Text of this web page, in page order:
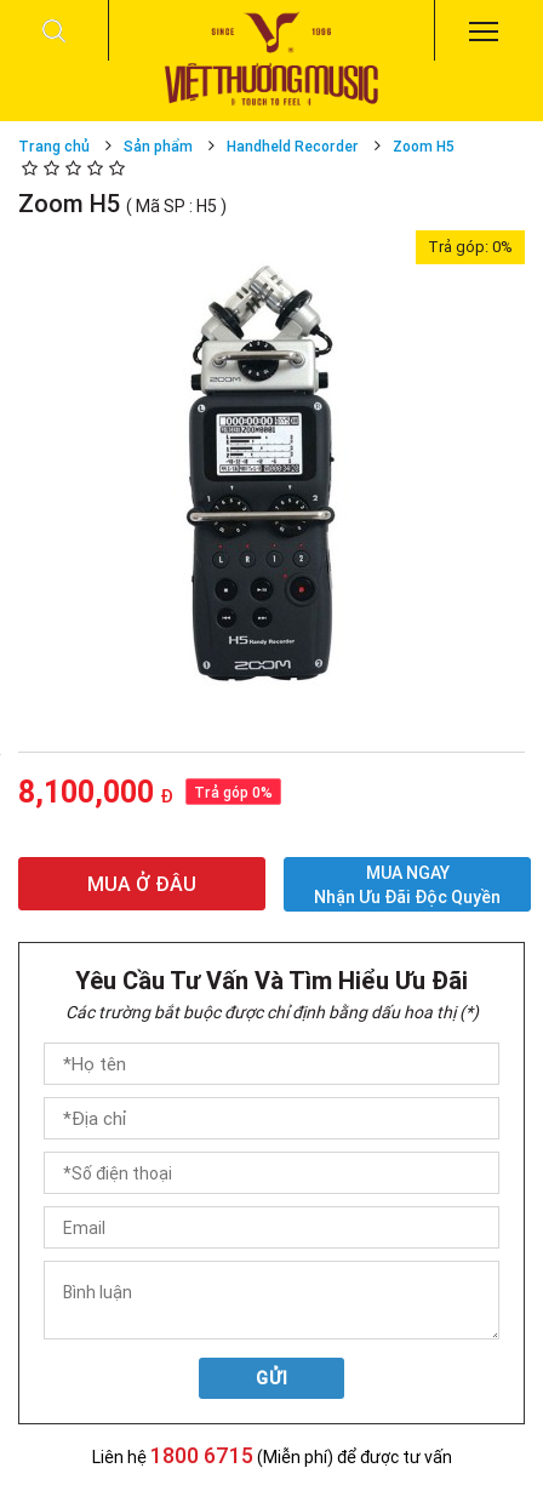
Trang chủ Sản phẩm Handheld Recorder Zoom H5
Zoom H5 ( Mã SP : H5 )
Trả góp:0%
8,100,000 Đ Trả góp 0%
MUA Ở ĐÂU
MUA NGAY
Nhận Ưu Đãi Độc Quyền
Yêu Cầu Tư Vấn Và Tìm Hiểu Ưu Đãi
Các trường bắt buộc được chỉ định bằng dấu hoa thị (*)
GỬI
Liên hệ 1800 6715 (Miễn phí) để được tư vấn